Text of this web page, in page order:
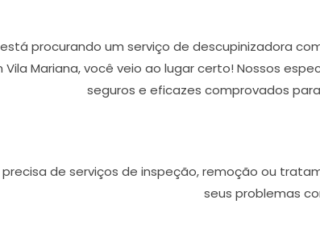
procurando um serviço de descupinizadora
Vila Mariana, você veio ao lugar certo! Nossos
seguros e eficazes comprovados
de serviços de inspeção, remoção ou
seus problemas